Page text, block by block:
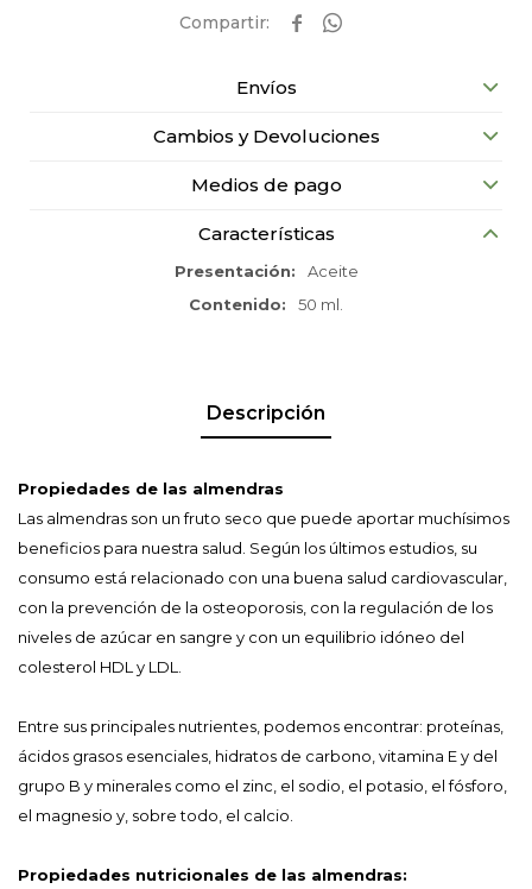
 
Envíos
Cambios y Devoluciones
Medios de pago
Características
Presentación
Aceite
Contenido
50 ml.
Descripción
Propiedades de las almendras
Las almendras son un fruto seco que puede aportar muchísimos
beneficios para nuestra salud. Según los últimos estudios, su
consumo está relacionado con una buena salud cardiovascular,
con la prevención de la osteoporosis, con la regulación de los
niveles de azúcar en sangre y con un equilibrio idóneo del
colesterol HDL y LDL.
Entre sus principales nutrientes, podemos encontrar: proteínas,
ácidos grasos esenciales, hidratos de carbono, vitamina E y del
grupo B y minerales como el zinc, el sodio, el potasio, el fósforo,
el magnesio y, sobre todo, el calcio.
Propiedades nutricionales de las almendras: